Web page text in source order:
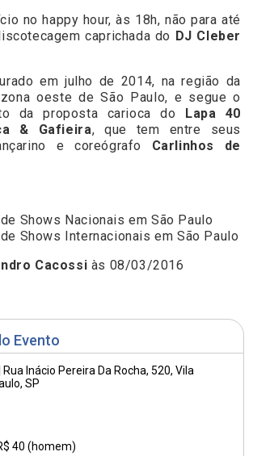
Evento
Rua Inácio Pereira Da Rocha, 520, Vila
SP
40 (homem)
no happy hour, às 18h, não para até
caprichada do DJ Cleber
em julho de 2014, na região da
oeste de São Paulo, e segue o
da proposta carioca do Lapa 40
& Gafieira, que tem entre seus
e coreógrafo
Carlinhos de
Shows Nacionais em São Paulo
Shows Internacionais em São Paulo
Cacossi às 08/03/2016